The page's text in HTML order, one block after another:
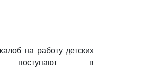
на работу детских
поступают в